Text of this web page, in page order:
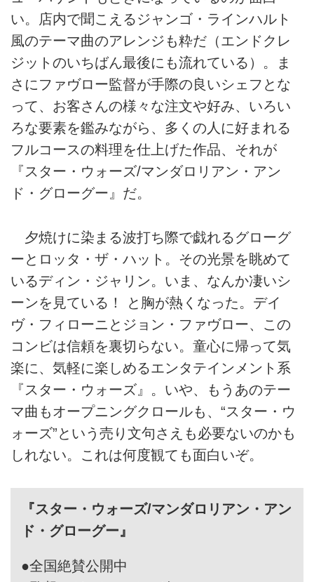
い。店内で聞こえるジャンゴ・ラインハルト
風のテーマ曲のアレンジも粋だ（エンドクレ
ジットのいちばん最後にも流れている）。ま
さにファヴロー監督が手際の良いシェフとな
って、お客さんの様々な注文や好み、いろい
ろな要素を鑑みながら、多くの人に好まれる
フルコースの料理を仕上げた作品、それが
『スター・ウォーズ/マンダロリアン・アン
ド・グローグー』だ。
夕焼けに染まる波打ち際で戯れるグローグ
ーとロッタ・ザ・ハット。その光景を眺めて
いるディン・ジャリン。いま、なんか凄いシ
ーンを見ている！ と胸が熱くなった。デイ
ヴ・フィローニとジョン・ファヴロー、この
コンビは信頼を裏切らない。童心に帰って気
楽に、気軽に楽しめるエンタテインメント系
『スター・ウォーズ』。いや、もうあのテー
マ曲もオープニングクロールも、“スター・ウ
ォーズ”という売り文句さえも必要ないのかも
しれない。これは何度観ても面白いぞ。
『スター・ウォーズ/マンダロリアン・アン
ド・グローグー』
●全国絶賛公開中